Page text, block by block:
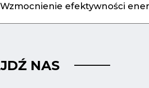
Wzmocnienie efektywności
NAS